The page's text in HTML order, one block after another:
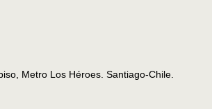
Metro Los Héroes. Santiago-Chile.